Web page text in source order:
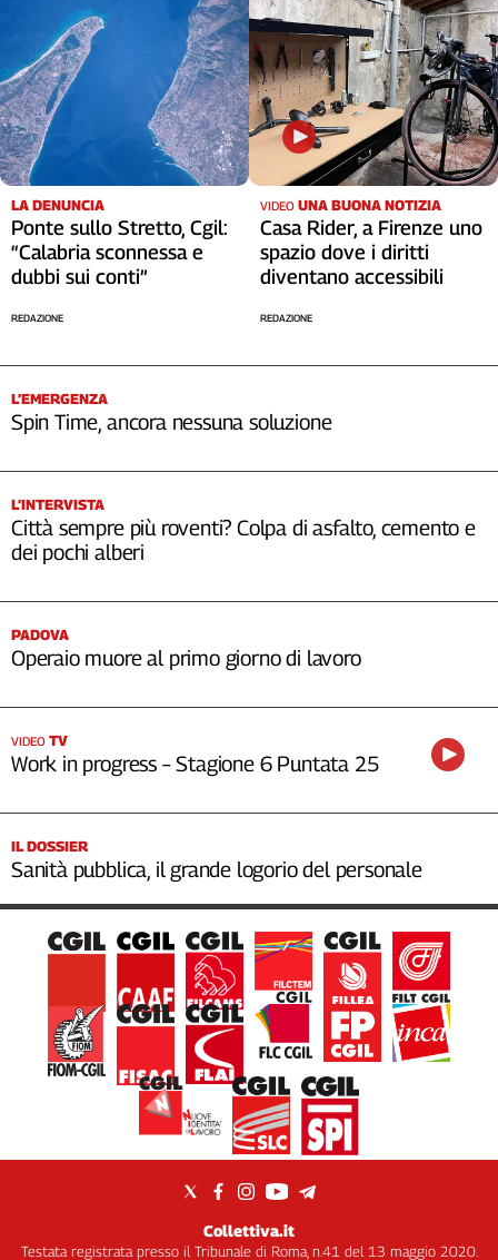
LA DENUNCIA
Ponte sullo Stretto, Cgil:
“Calabria sconnessa e
dubbi sui conti”
REDAZIONE
VIDEO UNA BUONA NOTIZIA
Casa Rider, a Firenze uno
spazio dove i diritti
diventano accessibili
REDAZIONE
L’EMERGENZA
Spin Time, ancora nessuna soluzione
L’INTERVISTA
Città sempre più roventi? Colpa di asfalto, cemento e
dei pochi alberi
PADOVA
Operaio muore al primo giorno di lavoro
VIDEO TV
Work in progress – Stagione 6 Puntata 25
IL DOSSIER
Sanità pubblica, il grande logorio del personale
Collettiva.it
Testata registrata presso il Tribunale di Roma, n.41 del 13 maggio 2020.